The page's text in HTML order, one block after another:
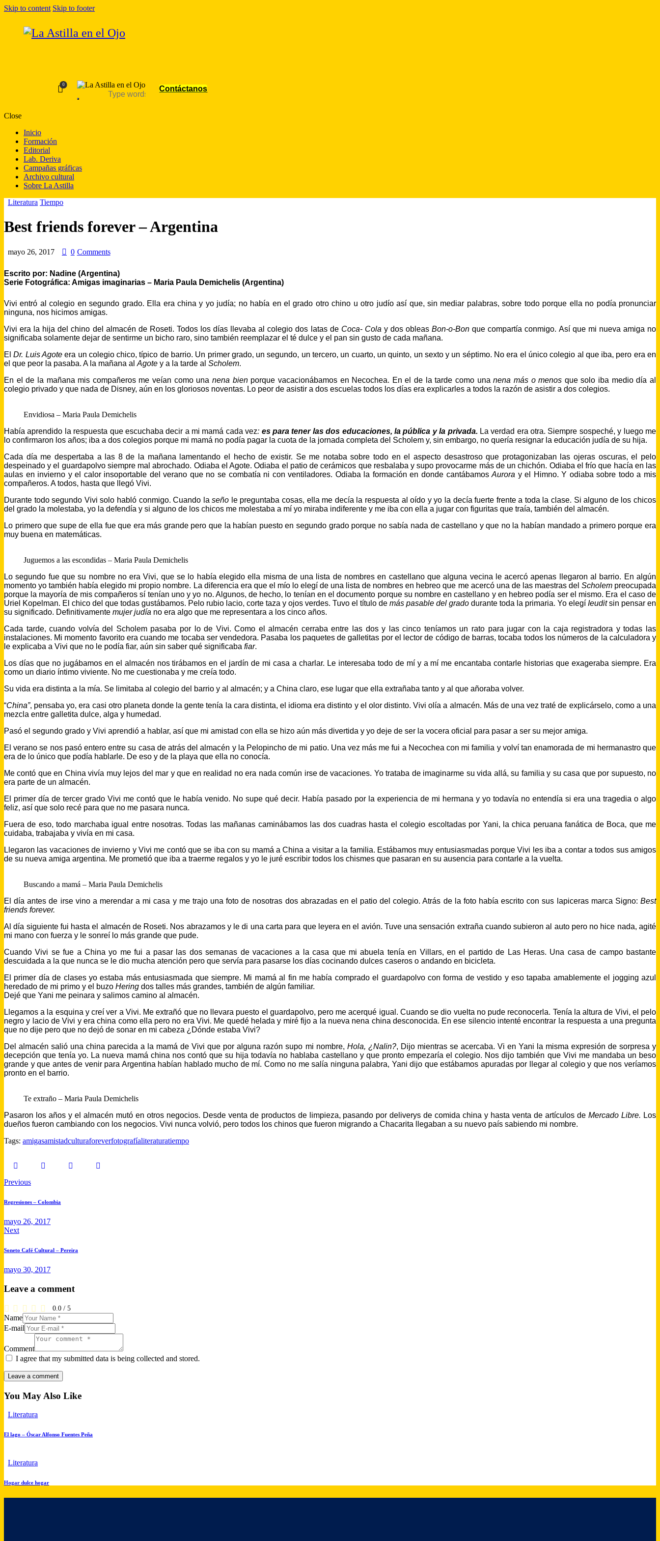
Skip to content Skip to footer
0 Contáctanos
Close
Inicio
Formación
Editorial
Lab. Deriva
Campañas gráficas
Archivo cultural
Sobre La Astilla
Literatura Tiempo
Best friends forever – Argentina
mayo 26, 2017 0 Comments
Escrito por: Nadine (Argentina)
Serie Fotográfica: Amigas imaginarias – Maria Paula Demichelis (Argentina)
Vivi entró al colegio en segundo grado. Ella era china y yo judía; no había en el grado otro chino u otro judío así que, sin mediar palabras, sobre todo porque ella no podía pronunciar
ninguna, nos hicimos amigas.
Vivi era la hija del chino del almacén de Roseti. Todos los días llevaba al colegio dos latas de Coca- Cola y dos obleasBon-o-Bon que compartía conmigo. Así que mi nueva amiga no
significaba solamente dejar de sentirme un bicho raro, sino también reemplazar el té dulce y el pan sin gusto de cada mañana.
ElDr. Luis Agoteera un colegio chico, típico de barrio. Un primer grado, un segundo, un tercero, un cuarto, un quinto, un sexto y un séptimo. No era el único colegio al que iba, pero era en
el que peor la pasaba. A la mañana al Agote y a la tarde al Scholem.
En el de la mañana mis compañeros me veían como una nena bienporque vacacionábamos en Necochea. En el de la tarde como unanena más o menos que solo iba medio día al
colegio privado y que nada de Disney, aún en los gloriosos noventas. Lo peor de asistir a dos escuelas todos los días era explicarles a todos la razón de asistir a dos colegios.
Envidiosa – Maria Paula Demichelis
Había aprendido la respuesta que escuchaba decir a mi mamá cada vez: es para tener las dos educaciones, la pública y la privada. La verdad era otra. Siempre sospeché, y luego me
lo confirmaron los años; iba a dos colegios porque mi mamá no podía pagar la cuota de la jornada completa del Scholem y, sin embargo, no quería resignar la educación judía de su hija.
Cada día me despertaba a las 8 de la mañana lamentando el hecho de existir. Se me notaba sobre todo en el aspecto desastroso que protagonizaban las ojeras oscuras, el pelo
despeinado y el guardapolvo siempre mal abrochado. Odiaba el Agote. Odiaba el patio de cerámicos que resbalaba y supo provocarme más de un chichón. Odiaba el frío que hacía en las
aulas en invierno y el calor insoportable del verano que no se combatía ni con ventiladores. Odiaba la formación en donde cantábamosAurora y el Himno. Y odiaba sobre todo a mis
compañeros. A todos, hasta que llegó Vivi.
Durante todo segundo Vivi solo habló conmigo. Cuando laseño le preguntaba cosas, ella me decía la respuesta al oído y yo la decía fuerte frente a toda la clase. Si alguno de los chicos
del grado la molestaba, yo la defendía y si alguno de los chicos me molestaba a mí yo miraba indiferente y me iba con ella a jugar con figuritas que traía, también del almacén.
Lo primero que supe de ella fue que era más grande pero que la habían puesto en segundo grado porque no sabía nada de castellano y que no la habían mandado a primero porque era
muy buena en matemáticas.
Juguemos a las escondidas – Maria Paula Demichelis
Lo segundo fue que su nombre no era Vivi, que se lo había elegido ella misma de una lista de nombres en castellano que alguna vecina le acercó apenas llegaron al barrio. En algún
momento yo también había elegido mi propio nombre. La diferencia era que el mío lo elegí de una lista de nombres en hebreo que me acercó una de las maestras del Scholempreocupada
porque la mayoría de mis compañeros sí tenían uno y yo no. Algunos, de hecho, lo tenían en el documento porque su nombre en castellano y en hebreo podía ser el mismo. Era el caso de
Uriel Kopelman. El chico del que todas gustábamos. Pelo rubio lacio, corte taza y ojos verdes. Tuvo el título de más pasable del grado durante toda la primaria. Yo elegí Ieuditsin pensar en
su significado. Definitivamente mujer judía no era algo que me representara a los cinco años.
Cada tarde, cuando volvía del Scholem pasaba por lo de Vivi. Como el almacén cerraba entre las dos y las cinco teníamos un rato para jugar con la caja registradora y todas las
instalaciones. Mi momento favorito era cuando me tocaba ser vendedora. Pasaba los paquetes de galletitas por el lector de código de barras, tocaba todos los números de la calculadora y
le explicaba a Vivi que no le podía fiar, aún sin saber qué significaba fiar.
Los días que no jugábamos en el almacén nos tirábamos en el jardín de mi casa a charlar. Le interesaba todo de mí y a mí me encantaba contarle historias que exageraba siempre. Era
como un diario íntimo viviente. No me cuestionaba y me creía todo.
Su vida era distinta a la mía. Se limitaba al colegio del barrio y al almacén; y a China claro, ese lugar que ella extrañaba tanto y al que añoraba volver.
“China”, pensaba yo, era casi otro planeta donde la gente tenía la cara distinta, el idioma era distinto y el olor distinto. Vivi olía a almacén. Más de una vez traté de explicárselo, como a una
mezcla entre galletita dulce, alga y humedad.
Pasó el segundo grado y Vivi aprendió a hablar, así que mi amistad con ella se hizo aún más divertida y yo deje de ser la vocera oficial para pasar a ser su mejor amiga.
El verano se nos pasó entero entre su casa de atrás del almacén y la Pelopincho de mi patio. Una vez más me fui a Necochea con mi familia y volví tan enamorada de mi hermanastro que
era de lo único que podía hablarle. De eso y de la playa que ella no conocía.
Me contó que en China vivía muy lejos del mar y que en realidad no era nada común irse de vacaciones. Yo trataba de imaginarme su vida allá, su familia y su casa que por supuesto, no
era parte de un almacén.
El primer día de tercer grado Vivi me contó que le había venido. No supe qué decir. Había pasado por la experiencia de mi hermana y yo todavía no entendía si era una tragedia o algo
feliz, así que solo recé para que no me pasara nunca.
Fuera de eso, todo marchaba igual entre nosotras. Todas las mañanas caminábamos las dos cuadras hasta el colegio escoltadas por Yani, la chica peruana fanática de Boca, que me
cuidaba, trabajaba y vivía en mi casa.
Llegaron las vacaciones de invierno y Vivi me contó que se iba con su mamá a China a visitar a la familia. Estábamos muy entusiasmadas porque Vivi les iba a contar a todos sus amigos
de su nueva amiga argentina. Me prometió que iba a traerme regalos y yo le juré escribir todos los chismes que pasaran en su ausencia para contarle a la vuelta.
Buscando a mamá – Maria Paula Demichelis
El día antes de irse vino a merendar a mi casa y me trajo una foto de nosotras dos abrazadas en el patio del colegio. Atrás de la foto había escrito con sus lapiceras marca Signo: Best
friends forever.
Al día siguiente fui hasta el almacén de Roseti. Nos abrazamos y le di una carta para que leyera en el avión. Tuve una sensación extraña cuando subieron al auto pero no hice nada, agité
mi mano con fuerza y le sonreí lo más grande que pude.
Cuando Vivi se fue a China yo me fui a pasar las dos semanas de vacaciones a la casa que mi abuela tenía en Villars, en el partido de Las Heras. Una casa de campo bastante
descuidada a la que nunca se le dio mucha atención pero que servía para pasarse los días cocinando dulces caseros o andando en bicicleta.
El primer día de clases yo estaba más entusiasmada que siempre. Mi mamá al fin me había comprado el guardapolvo con forma de vestido y eso tapaba amablemente el jogging azul
heredado de mi primo y el buzo Hering dos talles más grandes, también de algún familiar.
Dejé que Yani me peinara y salimos camino al almacén.
Llegamos a la esquina y creí ver a Vivi. Me extrañó que no llevara puesto el guardapolvo, pero me acerqué igual. Cuando se dio vuelta no pude reconocerla. Tenía la altura de Vivi, el pelo
negro y lacio de Vivi y era china como ella pero no era Vivi. Me quedé helada y miré fijo a la nueva nena china desconocida. En ese silencio intenté encontrar la respuesta a una pregunta
que no dije pero que no dejó de sonar en mi cabeza ¿Dónde estaba Vivi?
Del almacén salió una china parecida a la mamá de Vivi que por alguna razón supo mi nombre, Hola, ¿Nalin?, Dijo mientras se acercaba. Vi en Yani la misma expresión de sorpresa y
decepción que tenía yo. La nueva mamá china nos contó que su hija todavía no hablaba castellano y que pronto empezaría el colegio. Nos dijo también que Vivi me mandaba un beso
grande y que antes de venir para Argentina habían hablado mucho de mí. Como no me salía ninguna palabra, Yani dijo que estábamos apuradas por llegar al colegio y que nos veríamos
pronto en el barrio.
Te extraño – Maria Paula Demichelis
Pasaron los años y el almacén mutó en otros negocios. Desde venta de productos de limpieza, pasando por deliverys de comida china y hasta venta de artículos deMercado Libre. Los
dueños fueron cambiando con los negocios. Vivi nunca volvió, pero todos los chinos que fueron migrando a Chacarita llegaban a su nuevo país sabiendo mi nombre.
Tags: amigasamistadculturaforeverfotografíaliteraturatiempo
Navegación
de
Previous
Regresiones – Colombia
mayo 26, 2017
Next
Soneto Café Cultural – Pereira
mayo 30, 2017
Leave a comment
0.0 / 5
Name
E-mail
Comment
I agree that my submitted data is being collected and stored.
You May Also Like
Literatura
El lago – Óscar Alfonso Fuentes Peña
Literatura
Hogar dulce hogar